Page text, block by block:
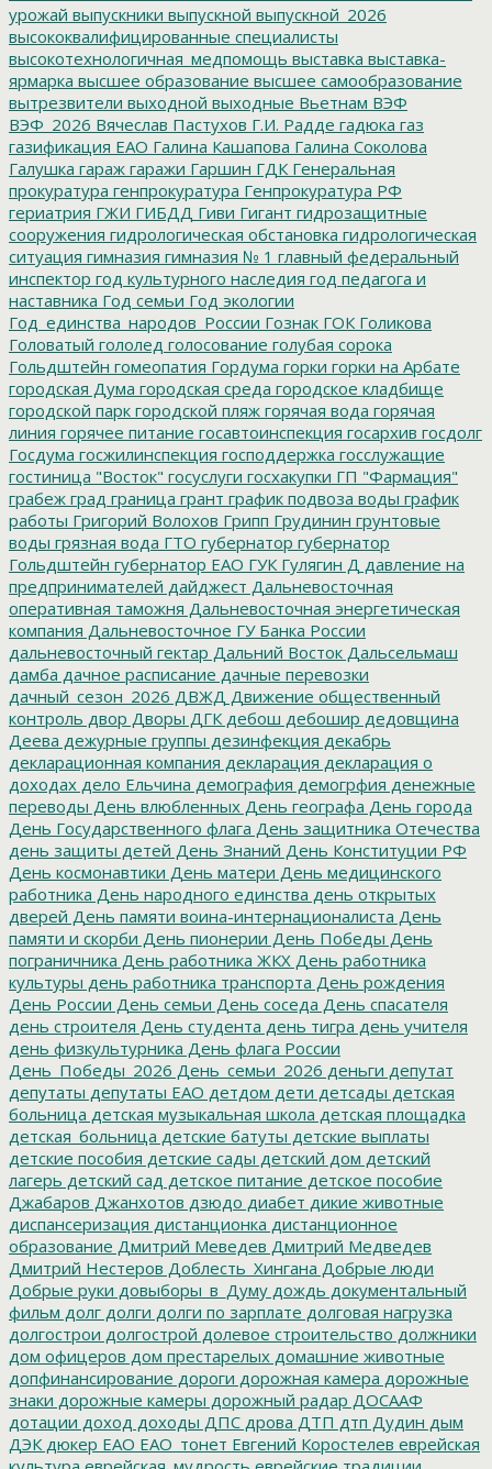
урожай выпускники выпускной выпускной_2026
высококвалифицированные специалисты
высокотехнологичная_медпомощь выставка выставка-
ярмарка высшее образование высшее самообразование
вытрезвители выходной выходные Вьетнам ВЭФ
ВЭФ_2026 Вячеслав Пастухов Г.И. Радде гадюка газ
газификация ЕАО Галина Кашапова Галина Соколова
Галушка гараж гаражи Гаршин ГДК Генеральная
прокуратура генпрокуратура Генпрокуратура РФ
гериатрия ГЖИ ГИБДД Гиви Гигант гидрозащитные
сооружения гидрологическая обстановка гидрологическая
ситуация гимназия гимназия № 1 главный федеральный
инспектор год культурного наследия год педагога и
наставника Год семьи Год экологии
Год_единства_народов_России Гознак ГОК Голикова
Головатый гололед голосование голубая сорока
Гольдштейн гомеопатия Гордума горки горки на Арбате
городская Дума городская среда городское кладбище
городской парк городской пляж горячая вода горячая
линия горячее питание госавтоинспекция госархив госдолг
Госдума госжилинспекция господдержка госслужащие
гостиница "Восток" госуслуги госхакупки ГП "Фармация"
грабеж град граница грант график подвоза воды график
работы Григорий Волохов Грипп Грудинин грунтовые
воды грязная вода ГТО губернатор губернатор
Гольдштейн губернатор ЕАО ГУК Гулягин Д давление на
предпринимателей дайджест Дальневосточная
оперативная таможня Дальневосточная энергетическая
компания Дальневосточное ГУ Банка России
дальневосточный гектар Дальний Восток Дальсельмаш
дамба дачное расписание дачные перевозки
дачный_сезон_2026 ДВЖД Движение общественный
контроль двор Дворы ДГК дебош дебошир дедовщина
Деева дежурные группы дезинфекция декабрь
декларационная компания декларация декларация о
доходах дело Ельчина демография демогрфия денежные
переводы День влюбленных День географа День города
День Государственного флага День защитника Отечества
день защиты детей День Знаний День Конституции РФ
День космонавтики День матери День медицинского
работника День народного единства день открытых
дверей День памяти воина-интернационалиста День
памяти и скорби День пионерии День Победы День
пограничника День работника ЖКХ День работника
культуры день работника транспорта День рождения
День России День семьи День соседа День спасателя
день строителя День студента день тигра день учителя
день физкультурника День флага России
День_Победы_2026 День_семьи_2026 деньги депутат
депутаты депутаты ЕАО детдом дети детсады детская
больница детская музыкальная школа детская площадка
детская_больница детские батуты детские выплаты
детские пособия детские сады детский дом детский
лагерь детский сад детское питание детское пособие
Джабаров Джанхотов дзюдо диабет дикие животные
диспансеризация дистанционка дистанционное
образование Дмитрий Меведев Дмитрий Медведев
Дмитрий Нестеров Доблесть_Хингана Добрые люди
Добрые руки довыборы_в_Думу дождь документальный
фильм долг долги долги по зарплате долговая нагрузка
долгострои долгострой долевое строительство должники
дом офицеров дом престарелых домашние животные
допфинансирование дороги дорожная камера дорожные
знаки дорожные камеры дорожный радар ДОСААФ
дотации доход доходы ДПС дрова ДТП дтп Дудин дым
ДЭК дюкер ЕАО ЕАО_тонет Евгений Коростелев еврейская